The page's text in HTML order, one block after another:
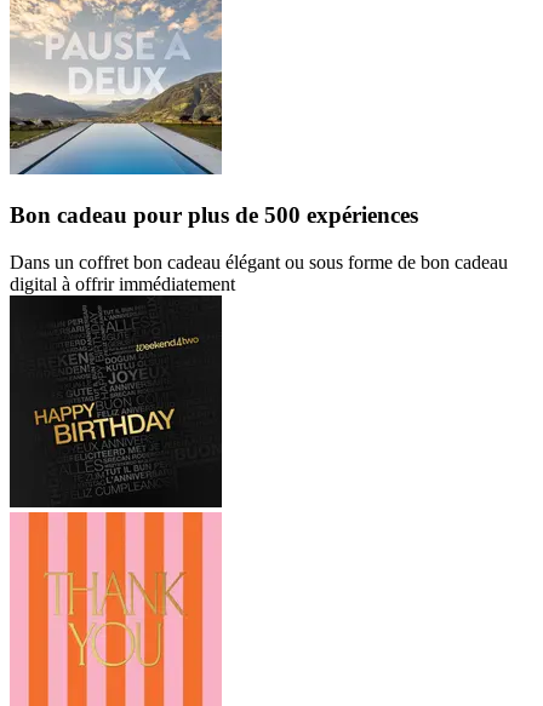
Bon cadeau pour plus de 500 expériences
Dans un coffret bon cadeau élégant ou sous forme de bon cadeau
digital à offrir immédiatement